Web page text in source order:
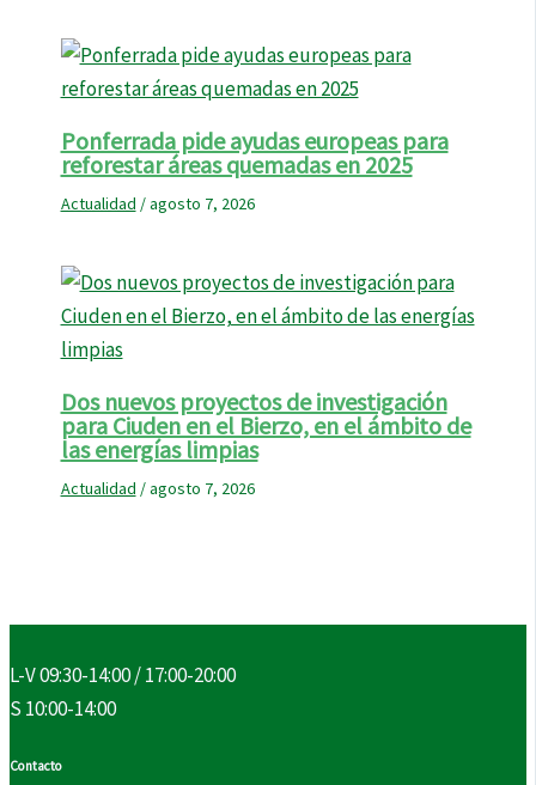
Ponferrada pide ayudas europeas para
reforestar áreas quemadas en 2025
Actualidad /agosto 7, 2026
Dos nuevos proyectos de investigación
para Ciuden en el Bierzo, en el ámbito de
las energías limpias
Actualidad /agosto 7, 2026
L-V 09:30-14:00 / 17:00-20:00
S 10:00-14:00
Contacto